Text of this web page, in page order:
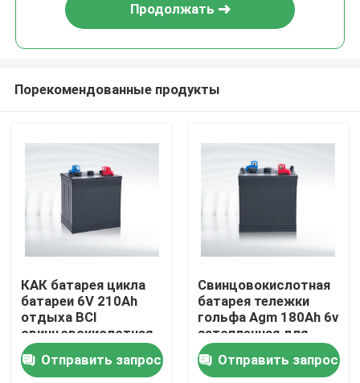
Дом
Продукты
О нас
Продолжать
Порекомендованные продукты
КАК батарея цикла
батареи 6V 210Ah
отдыха BCI
свинцовокислотная
свинцовокислотная
глубокая
Отправить запрос
Свинцовокислотная
батарея тележки
гольфа Agm 180Ah 6v
затопленная для
патрульных машин
Отправить запрос